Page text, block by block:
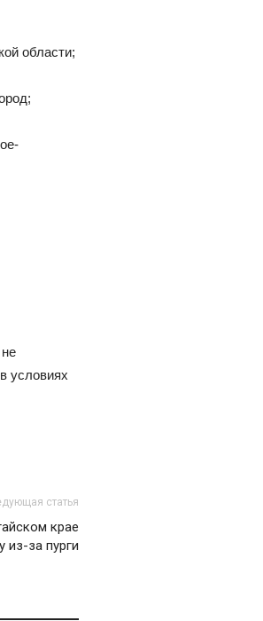
области;
условиях
статья
крае
из-за пурги